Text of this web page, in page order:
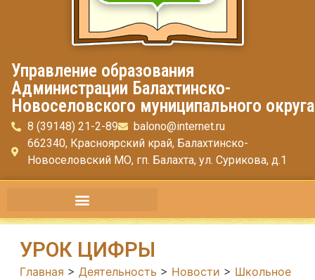
Управление образования
Администрации Балахтинско-
Новоселовского муниципального округа
8 (39148) 21-2-89
balono@internet.ru
662340, Красноярский край, Балахтинско-
Новоселовский МО, гп. Балахта, ул. Сурикова, д.1
УРОК ЦИФРЫ
Главная > Деятельность > Новости > Школьное